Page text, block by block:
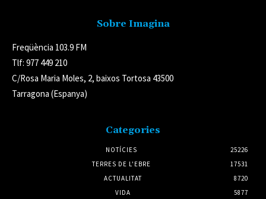
Sobre Imagina
Freqüència 103.9 FM
Tlf: 977 449 210
C/Rosa Maria Moles, 2, baixos Tortosa 43500
Tarragona (Espanya)
Categories
NOTÍCIES
25226
TERRES DE L'EBRE
17531
ACTUALITAT
8720
VIDA
5877